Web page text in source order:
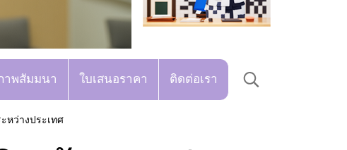
าพสัมมนา ใบเสนอราคา ติดต่อเรา
หว่างประเทศ